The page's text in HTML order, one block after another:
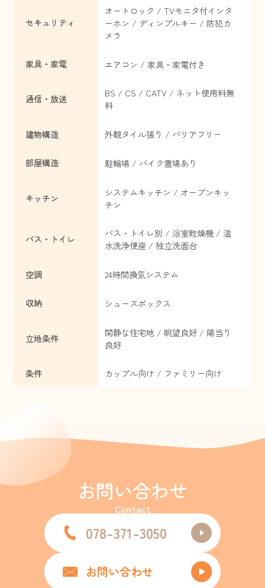
セキュリティ
オートロック / TVモニタ付インタ
ーホン / ディンプルキー / 防犯カ
メラ
家具・家電 エアコン / 家具・家電付き
通信・放送
BS / CS / CATV / ネット使用料無
料
建物構造 外観タイル張り / バリアフリー
部屋構造 駐輪場 / バイク置場あり
キッチン
システムキッチン / オープンキッ
チン
バス・トイレ
バス・トイレ別 / 浴室乾燥機 / 温
水洗浄便座 / 独立洗面台
空調 24時間換気システム
収納 シューズボックス
立地条件
閑静な住宅地 / 眺望良好 / 陽当り
良好
条件 カップル向け / ファミリー向け
お問い合わせ
Contact
078-371-3050
お問い合わせ